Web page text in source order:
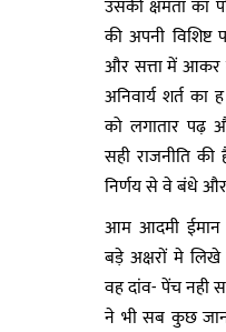
उसकी क्षमता का
की अपनी विशिष्ट
और सत्ता में
अनिवार्य शर्त
को लगातार पढ़
सही राजनीति
निर्णय से वे बंधे
आम आदमी
बड़े अक्षरों मे लिखे
वह दांव- पेंच नही
ने भी सब कुछ